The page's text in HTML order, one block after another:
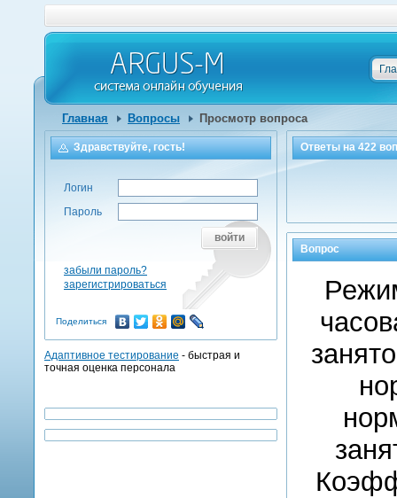
Главная Вопросы Просмотр вопроса
Ответы на422
Вопрос
Здравствуйте, гость!
Логин
Пароль
войти
забыли пароль?
зарегистрироваться
Поделиться
Адаптивное тестирование - быстрая и
точная оценка персонала